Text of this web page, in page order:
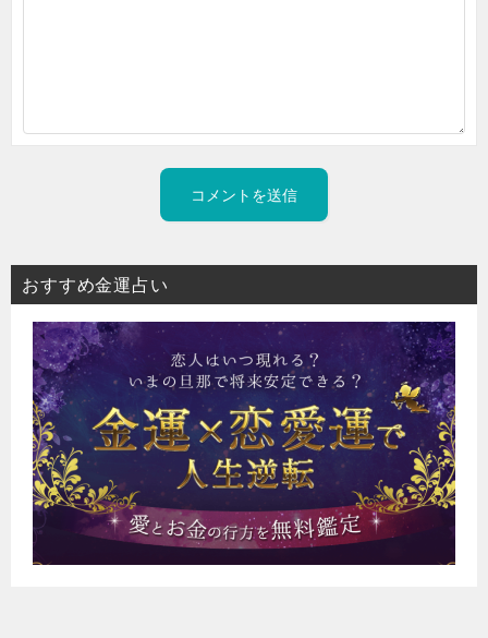
おすすめ金運占い